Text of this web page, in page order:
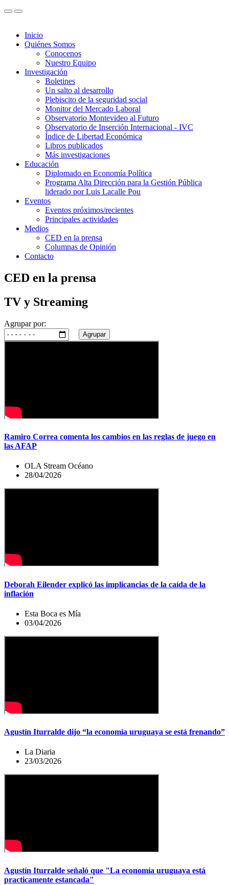
Inicio
Quiénes Somos
Conocenos
Nuestro Equipo
Investigación
Boletines
Un salto al desarrollo
Plebiscito de la seguridad social
Monitor del Mercado Laboral
Observatorio Montevideo al Futuro
Observatorio de Inserción Internacional - IVC
Índice de Libertad Económica
Libros publicados
Más investigaciones
Educación
Diplomado en Economía Política
Programa Alta Dirección para la Gestión Pública
liderado por Luis Lacalle Pou
Eventos
Eventos próximos/recientes
Principales actividades
Medios
CED en la prensa
Columnas de Opinión
Contacto
CED en la prensa
TV y Streaming
Agrupar por:
Agrupar
Ramiro Correa comenta los cambios en las reglas de juego en
las AFAP
OLA Stream Océano
28/04/2026
Deborah Eilender explicó las implicancias de la caída de la
inflación
Esta Boca es Mía
03/04/2026
Agustín Iturralde dijo “la economía uruguaya se está frenando”
La Diaria
23/03/2026
Agustín Iturralde señaló que "La economía uruguaya está
practicamente estancada"